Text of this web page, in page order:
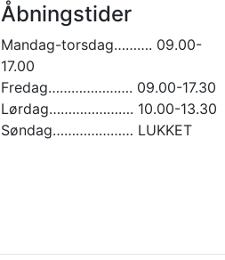
Åbningstider
Mandag-torsdag………. 09.00-
17.00
Fredag…………………. 09.00-17.30
Lørdag…………………. 10.00-13.30
Søndag………………… LUKKET